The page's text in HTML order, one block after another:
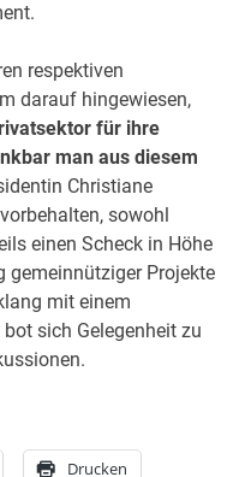
respektiven
darauf hingewiesen,
für ihre
man aus diesem
Christiane
sowohl
einen Scheck in Höhe
gemeinnütziger Projekte
mit einem
sich Gelegenheit zu
Drucken